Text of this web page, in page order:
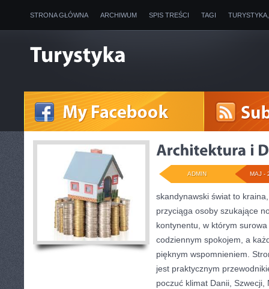
STRONA GŁÓWNA ARCHIWUM SPIS TREŚCI TAGI
MAJ -
ADMIN
skandynawski świat to
przyciąga osoby szukające
kontynentu, w którym
codziennym spokojem, a
pięknym wspomnieniem.
jest praktycznym
poczuć klimat Danii,